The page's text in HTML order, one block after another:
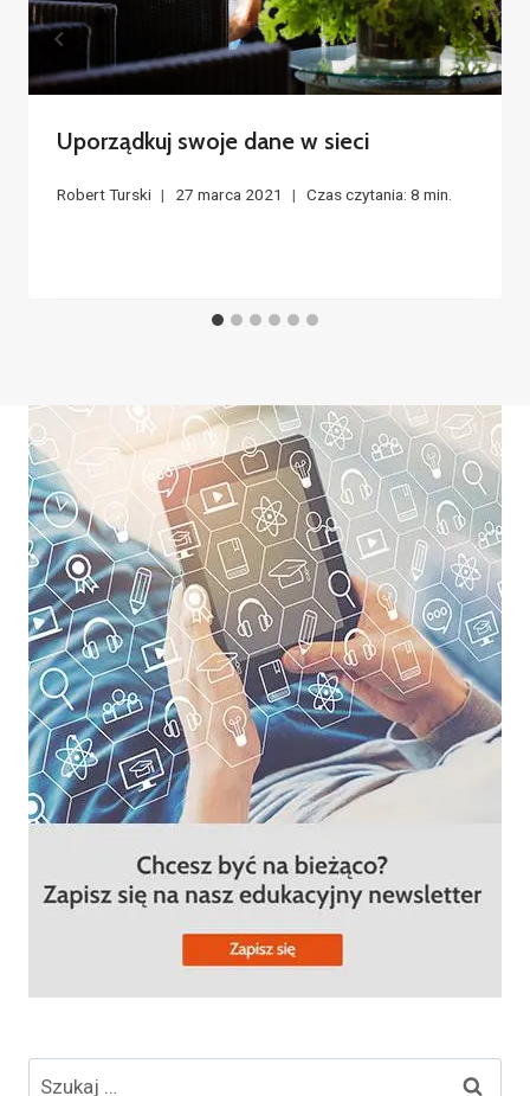
Uporządkuj swoje dane w sieci
Robert Turski 27 marca 2021 Czas czytania: 8 min.